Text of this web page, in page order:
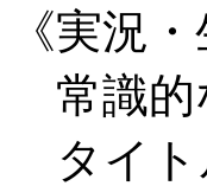
《実況
常識的
タイト